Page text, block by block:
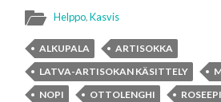
Helppo,Kasvis
ALKUPALA
ARTISOKKA
LATVA-ARTISOKAN KÄSITTELY
NOPI
OTTOLENGHI